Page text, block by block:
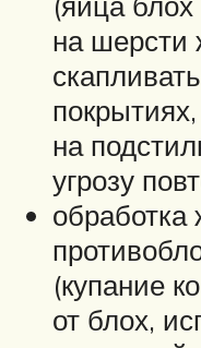
на шерсти
на
угрозу
обработка
(купание
от блох,